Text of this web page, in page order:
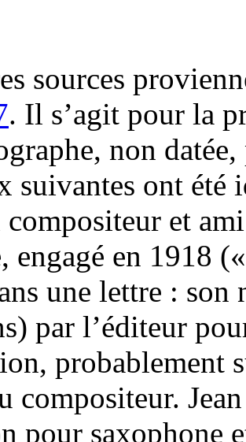
sources
. Il s’agit pour la
non
suivantes ont été
et
engagé en 1918
une lettre : son
par l’éditeur
probablement
compositeur.
pour saxophone